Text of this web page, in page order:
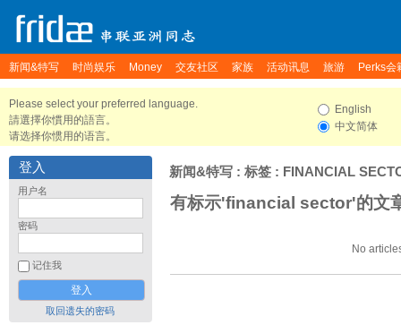
新闻&特写 时尚娱乐 Money 交友社区 家族 活动讯息 旅游 Perks会
Please select your preferred language.
請選擇你慣用的語言。
请选择你惯用的语言。
English
中文简体
登入
用户名
密码
记住我
取回遗失的密码
新闻&特写 : 标签 : FINANCIAL
有标示'financial sector'的文
No